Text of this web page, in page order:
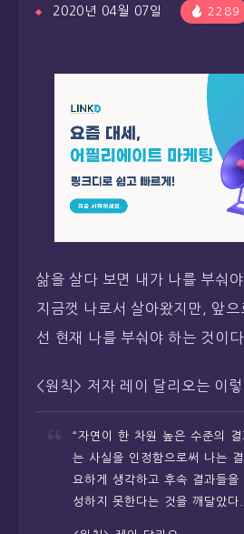
2020년 04월 07일 2289
삶을 살다 보면 내가 나를 부숴
지금껏 나로서 살아왔지만, 앞으
선 현재 나를 부숴야 하는 것이다.
<원칙> 저자 레이 달리오는 이렇
“자연이 한 차원 높은 수준의
는 사실을 인정함으로써 나는
요하게 생각하고 후속 결과들을
성하지 못한다는 것을 깨달았다